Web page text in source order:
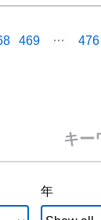
469 476
キー
年